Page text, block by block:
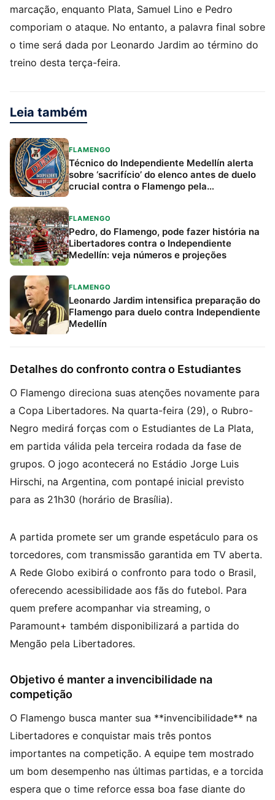
marcação, enquanto Plata, Samuel Lino e Pedro
comporiam o ataque. No entanto, a palavra final sobre
o time será dada por Leonardo Jardim ao término do
treino desta terça-feira.
Leia também
FLAMENGO
Técnico do Independiente Medellín alerta
sobre ‘sacrifício’ do elenco antes de duelo
crucial contra o Flamengo pela
FLAMENGO
Pedro, do Flamengo, pode fazer história na
Libertadores contra o Independiente
Medellín: veja números e projeções
FLAMENGO
Leonardo Jardim intensifica preparação do
Flamengo para duelo contra Independiente
Medellín
Detalhes do confronto contra o Estudiantes
O Flamengo direciona suas atenções novamente para
a Copa Libertadores. Na quarta-feira (29), o Rubro-
Negro medirá forças com o Estudiantes de La Plata,
em partida válida pela terceira rodada da fase de
grupos. O jogo acontecerá no Estádio Jorge Luis
Hirschi, na Argentina, com pontapé inicial previsto
para as 21h30 (horário de Brasília).
A partida promete ser um grande espetáculo para os
torcedores, com transmissão garantida em TV aberta.
A Rede Globo exibirá o confronto para todo o Brasil,
oferecendo acessibilidade aos fãs do futebol. Para
quem prefere acompanhar via streaming, o
Paramount+ também disponibilizará a partida do
Mengão pela Libertadores.
Objetivo é manter a invencibilidade na
competição
O Flamengo busca manter sua **invencibilidade** na
Libertadores e conquistar mais três pontos
importantes na competição. A equipe tem mostrado
um bom desempenho nas últimas partidas, e a torcida
espera que o time reforce essa boa fase diante do